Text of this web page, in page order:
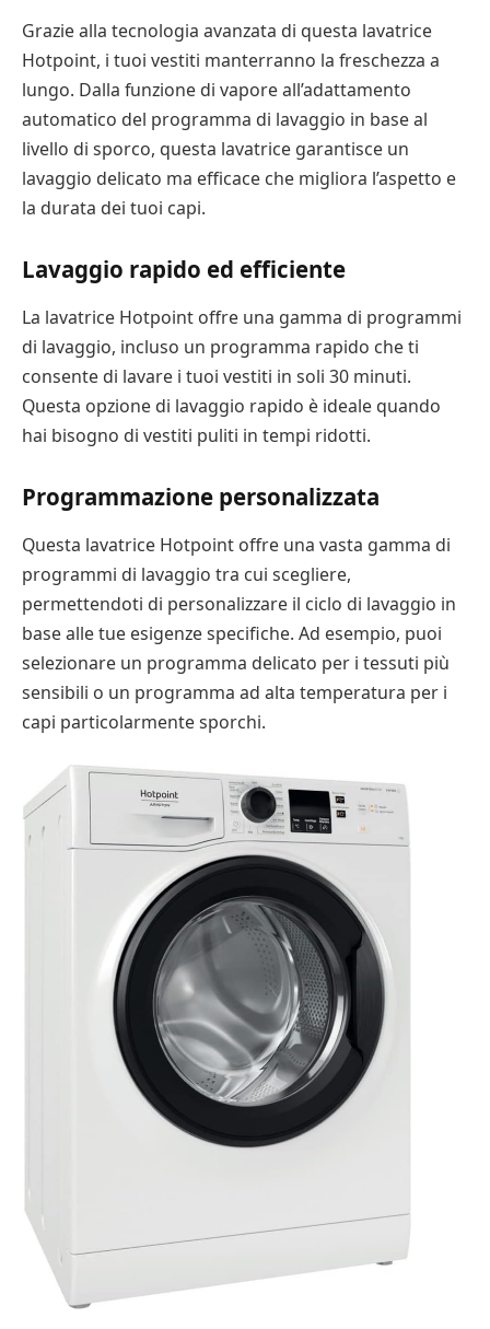
Grazie alla tecnologia avanzata di questa lavatrice
Hotpoint, i tuoi vestiti manterranno la freschezza a
lungo. Dalla funzione di vapore all’adattamento
automatico del programma di lavaggio in base al
livello di sporco, questa lavatrice garantisce un
lavaggio delicato ma efficace che migliora l’aspetto e
la durata dei tuoi capi.
Lavaggio rapido ed efficiente
La lavatrice Hotpoint offre una gamma di programmi
di lavaggio, incluso un programma rapido che ti
consente di lavare i tuoi vestiti in soli 30 minuti.
Questa opzione di lavaggio rapido è ideale quando
hai bisogno di vestiti puliti in tempi ridotti.
Programmazione personalizzata
Questa lavatrice Hotpoint offre una vasta gamma di
programmi di lavaggio tra cui scegliere,
permettendoti di personalizzare il ciclo di lavaggio in
base alle tue esigenze specifiche. Ad esempio, puoi
selezionare un programma delicato per i tessuti più
sensibili o un programma ad alta temperatura per i
capi particolarmente sporchi.